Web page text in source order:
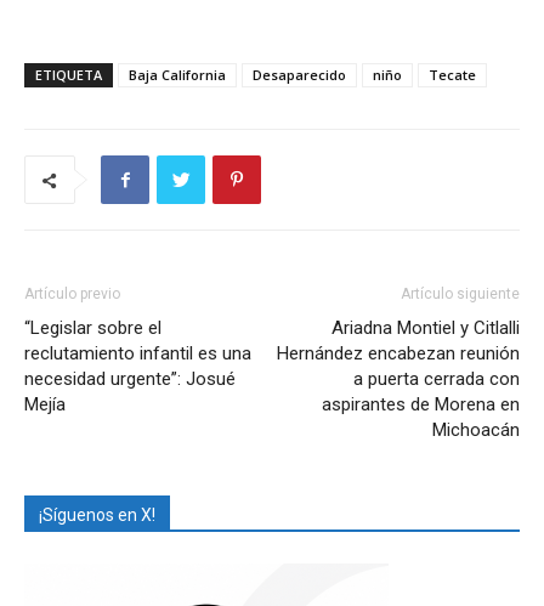
ETIQUETA Baja California Desaparecido niño Tecate
Artículo previo
“Legislar sobre el
reclutamiento infantil es una
necesidad urgente”: Josué
Mejía
Artículo siguiente
Ariadna Montiel y Citlalli
Hernández encabezan reunión
a puerta cerrada con
aspirantes de Morena en
Michoacán
¡Síguenos en X!